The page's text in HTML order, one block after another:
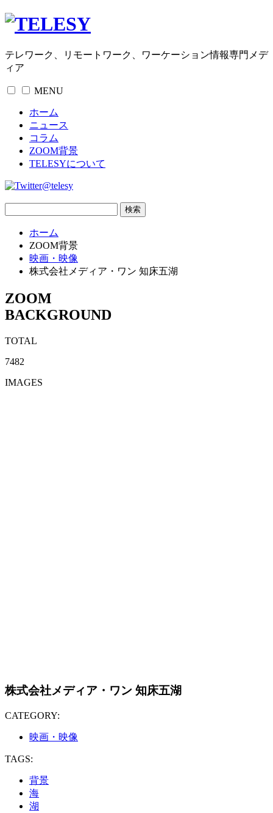
テレワーク、リモートワーク、ワーケーション情報専門メデ
ィア
MENU
ホーム
ニュース
コラム
ZOOM背景
TELESYについて
@telesy
ホーム
ZOOM背景
映画・映像
株式会社メディア・ワン 知床五湖
ZOOM
BACKGROUND
TOTAL
7482
IMAGES
株式会社メディア・ワン 知床五湖
CATEGORY:
映画・映像
TAGS:
背景
海
湖